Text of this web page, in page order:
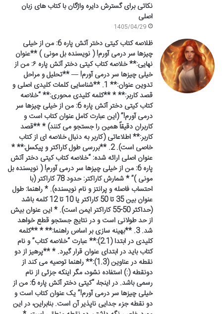
نکاتی برای گسترش دایره واژگان با کتاب های زبان
اصلی
1405/04/29
ظلاصه کتاب کیتی دختر آتش پاره 6: من از خیلی
چیزها سر درمی آورم! ( نویسنده بل مونی ) **عنوان
نهایی:** خلاصه کتاب کیتی دختر آتش پاره ۶: من از
خیلی چیزها سر درمی آورم! — **تحلیل و مراحل
تدوین عنوان:** 1. **شناسایی کلمات کلیدی اصلی و
قصد کاربر:** * **کلمه کلیدی محوری:** “خلاصه
کتاب کیتی دختر آتش پاره 6: من از خیلی چیزها سر
درمی آورم!” (این عبارت کامل عنوان کتاب است و
کاربران دقیقاً همین را جستجو می کنند) * **قصد
کاربر:** اطلاعاتی (کاربر به دنبال خلاصه ای از کتاب
خاصی است). 2. **بررسی طول کاراکتر و پیکسل:** *
عنوان اصلی ارائه شده: “خلاصه کتاب کیتی دختر آتش
پاره 6: من از خیلی چیزها سر درمی آورم! ( نویسنده بل
مونی )” * شمارش کاراکتر: حدود 78 کاراکتر (با
احتساب فاصله و پرانتز و نام نویسنده). * راهنما: طول
عنوان بین 35 تا 50 کاراکتر یا 10 تا 12 کلمه باشد
(حداکثر 50-55 کاراکتر ایمن است). * این عنوان بیش
از حد طولانی است و در نتایج جستجو قطع خواهد
شد. 3. **بهینه سازی بر اساس راهنما:** * **کلمه
کلیدی در ابتدا (2.1):** عبارت “خلاصه کتاب” و نام
کتاب باید در ابتدای عنوان قرار گیرد. * **پرهیز از دو
نقطه در عناوین (1.3):** راهنما توصیه می کند از
دونقطه (:) استفاده نشود، مگر اینکه جزئی از نام
رسمی باشد. در اینجا، “کیتی دختر آتش پاره 6: من از
خیلی چیزها سر درمی آورم!” یک عنوان کتاب است و
دو نقطه جزء جدایی ناپذیر آن است. بنابراین، در این